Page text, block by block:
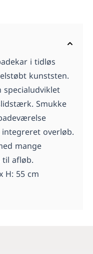
i tidløs
kunststen.
specialudviklet
Smukke
overløb.
mange
til afløb.
H: 55 cm